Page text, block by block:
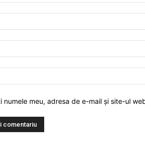
numele meu, adresa de e-mail și site-ul